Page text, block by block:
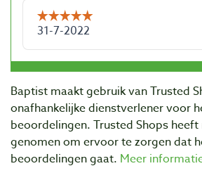
Baptist maakt gebruik van Trusted
onafhankelijke dienstverlener voor
beoordelingen. Trusted Shops
genomen om ervoor te zorgen dat
beoordelingen gaat. Meer